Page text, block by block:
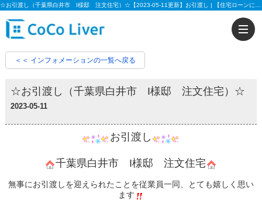
＜＜ インフォメーションの一覧へ戻る
☆お引渡し（千葉県白井市 I様邸 注文住宅）☆
2023-05-11
お引渡し
千葉県白井市 I様邸 注文住宅
無事にお引渡しを迎えられたことを従業員一同、とても嬉しく思い
ます